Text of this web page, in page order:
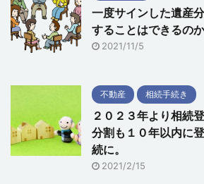
一度サインした遺産
することはできるの
2021/11/5
不動産 相続手続き
２０２３年より相続
分割も１０年以内に
続に。
2021/2/15